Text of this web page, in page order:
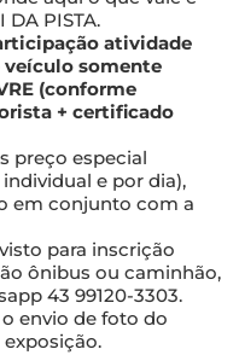
PISTA.
atividade
veículo somente
(conforme
+ certificado
preço especial
e por dia),
em conjunto com a
para inscrição
ônibus ou caminhão,
43 99120-3303.
envio de foto do